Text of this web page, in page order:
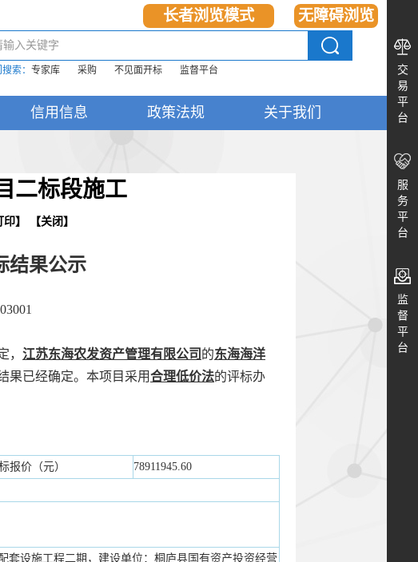
无障碍浏览
长者浏览模式
输入关键字
索： 专家库 采购 不见面开标 监督平台
信用信息 政策法规 关于我们
交
易
平
台
服
务
平
台
监
督
平
台
二标段施工
印】 【关闭 】
结果公示
， 江苏东海农发资产管理有限公司 的东海海洋
果已经确定。本项目采用合理低价法的评标办
报价（元）
78911945.60
套设施工程二期，建设单位：桐庐县国有资产投资经营